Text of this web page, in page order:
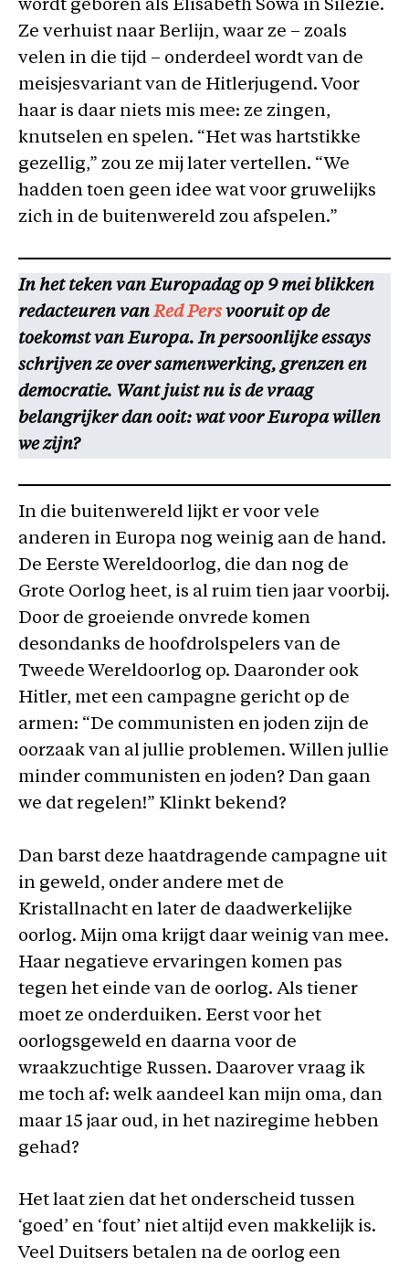
wordt geboren als Elisabeth Sowa in Silezië.
Ze verhuist naar Berlijn, waar ze – zoals
velen in die tijd – onderdeel wordt van de
meisjesvariant van de Hitlerjugend. Voor
haar is daar niets mis mee: ze zingen,
knutselen en spelen. “Het was hartstikke
gezellig,” zou ze mij later vertellen. “We
hadden toen geen idee wat voor gruwelijks
zich in de buitenwereld zou afspelen.”
In het teken van Europadag op 9 mei blikken
redacteuren vanRedPers vooruit op de
toekomst van Europa. In persoonlijke essays
schrijven ze over samenwerking, grenzen en
democratie. Want juist nu is de vraag
belangrijker dan ooit: wat voor Europa willen
we zijn?
In die buitenwereld lijkt er voor vele
anderen in Europa nog weinig aan de hand.
De Eerste Wereldoorlog, die dan nog de
Grote Oorlog heet, is al ruim tien jaar voorbij.
Door de groeiende onvrede komen
desondanks de hoofdrolspelers van de
Tweede Wereldoorlog op. Daaronder ook
Hitler, met een campagne gericht op de
armen: “De communisten en joden zijn de
oorzaak van al jullie problemen. Willen jullie
minder communisten en joden? Dan gaan
we dat regelen!” Klinkt bekend?
Dan barst deze haatdragende campagne uit
in geweld, onder andere met de
Kristallnacht en later de daadwerkelijke
oorlog. Mijn oma krijgt daar weinig van mee.
Haar negatieve ervaringen komen pas
tegen het einde van de oorlog. Als tiener
moet ze onderduiken. Eerst voor het
oorlogsgeweld en daarna voor de
wraakzuchtige Russen. Daarover vraag ik
me toch af: welk aandeel kan mijn oma, dan
maar 15 jaar oud, in het naziregime hebben
gehad?
Het laat zien dat het onderscheid tussen
‘goed’ en ‘fout’ niet altijd even makkelijk is.
Veel Duitsers betalen na de oorlog een